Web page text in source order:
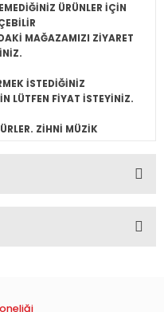
ÜRÜNLER İÇİN
MAĞAZAMIZI ZİYARET
İSTEDİĞİNİZ
LÜTFEN FİYAT İSTEYİNİZ.
ZİHNİ MÜZİK